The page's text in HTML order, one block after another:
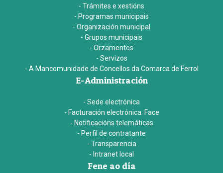
- Trámites e xestións
- Programas municipais
- Organización municipal
- Grupos municipais
- Orzamentos
- Servizos
- A Mancomunidade de Concellos da Comarca de Ferrol
E-Administración
- Sede electrónica
- Facturación electrónica. Face
- Notificacións telemáticas
- Perfil de contratante
- Transparencia
- Intranet local
Fene ao día